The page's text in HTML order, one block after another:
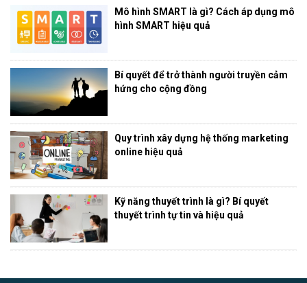
Mô hình SMART là gì? Cách áp dụng mô
hình SMART hiệu quả
Bí quyết để trở thành người truyền cảm
hứng cho cộng đồng
Quy trình xây dựng hệ thống marketing
online hiệu quả
Kỹ năng thuyết trình là gì? Bí quyết
thuyết trình tự tin và hiệu quả